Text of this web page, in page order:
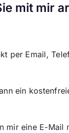
mit mir
per Email,
ein
mir eine E-